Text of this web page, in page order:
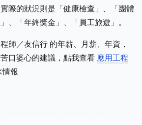
際的狀況則是「健康檢查」、「團體
、「年終獎金」、「員工旅遊」。
師／友信行 的年薪、月薪、年資，
口婆心的建議，點我查看 應用工程
情報